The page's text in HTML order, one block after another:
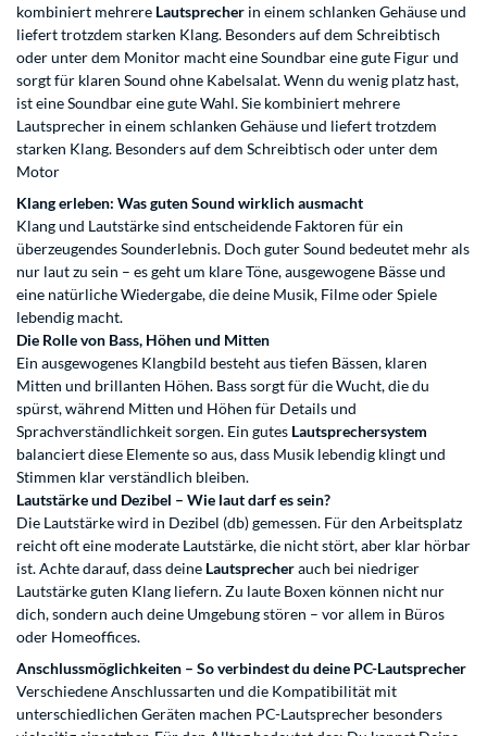
kombiniert mehrere Lautsprecher in einem schlanken Gehäuse und
liefert trotzdem starken Klang. Besonders auf dem Schreibtisch
oder unter dem Monitor macht eine Soundbar eine gute Figur und
sorgt für klaren Sound ohne Kabelsalat. Wenn du wenig platz hast,
ist eine Soundbar eine gute Wahl. Sie kombiniert mehrere
Lautsprecher in einem schlanken Gehäuse und liefert trotzdem
starken Klang. Besonders auf dem Schreibtisch oder unter dem
Motor
Klang erleben: Was guten Sound wirklich ausmacht
Klang und Lautstärke sind entscheidende Faktoren für ein
überzeugendes Sounderlebnis. Doch guter Sound bedeutet mehr als
nur laut zu sein – es geht um klare Töne, ausgewogene Bässe und
eine natürliche Wiedergabe, die deine Musik, Filme oder Spiele
lebendig macht.
Die Rolle von Bass, Höhen und Mitten
Ein ausgewogenes Klangbild besteht aus tiefen Bässen, klaren
Mitten und brillanten Höhen. Bass sorgt für die Wucht, die du
spürst, während Mitten und Höhen für Details und
Sprachverständlichkeit sorgen. Ein gutes Lautsprechersystem
balanciert diese Elemente so aus, dass Musik lebendig klingt und
Stimmen klar verständlich bleiben.
Lautstärke und Dezibel – Wie laut darf es sein?
Die Lautstärke wird in Dezibel (db) gemessen. Für den Arbeitsplatz
reicht oft eine moderate Lautstärke, die nicht stört, aber klar hörbar
ist. Achte darauf, dass deine Lautsprecherauch bei niedriger
Lautstärke guten Klang liefern. Zu laute Boxen können nicht nur
dich, sondern auch deine Umgebung stören – vor allem in Büros
oder Homeoffices.
Anschlussmöglichkeiten – So verbindest du deine PC-Lautsprecher
Verschiedene Anschlussarten und die Kompatibilität mit
unterschiedlichen Geräten machen PC-Lautsprecher besonders